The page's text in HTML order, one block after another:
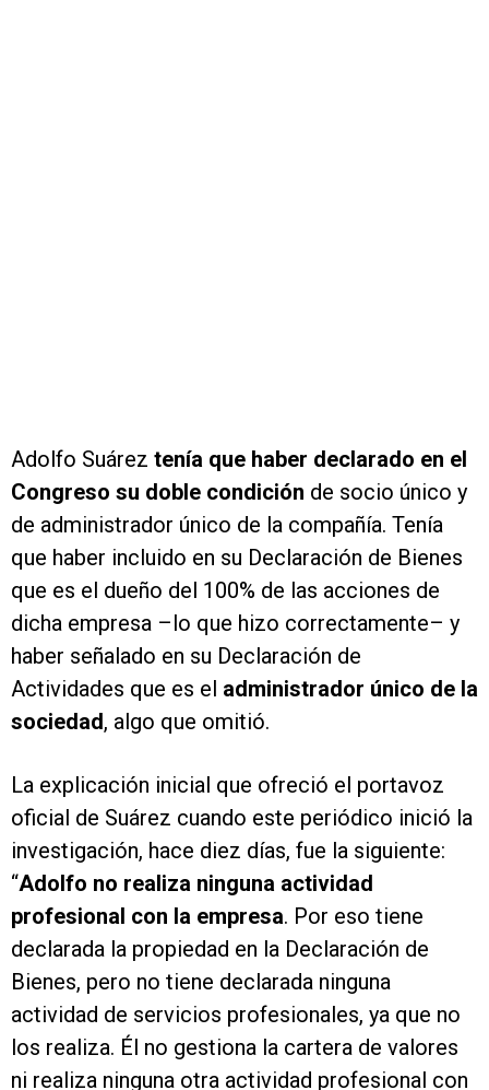
Adolfo Suárez tenía que haber declarado en el
Congreso su doble condición de socio único y
de administrador único de la compañía. Tenía
que haber incluido en su Declaración de Bienes
que es el dueño del 100% de las acciones de
dicha empresa –lo que hizo correctamente– y
haber señalado en su Declaración de
Actividades que es el administrador único de la
sociedad, algo que omitió.
La explicación inicial que ofreció el portavoz
oficial de Suárez cuando este periódico inició la
investigación, hace diez días, fue la siguiente:
“Adolfo no realiza ninguna actividad
profesional con la empresa. Por eso tiene
declarada la propiedad en la Declaración de
Bienes, pero no tiene declarada ninguna
actividad de servicios profesionales, ya que no
los realiza. Él no gestiona la cartera de valores
ni realiza ninguna otra actividad profesional con